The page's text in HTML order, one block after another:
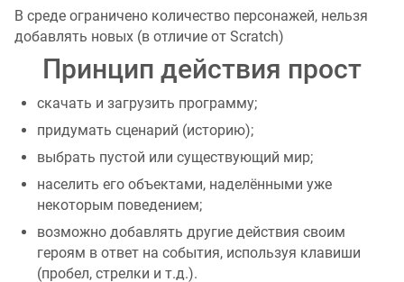
В среде ограничено количество персонажей, нельзя
добавлять новых (в отличие от Scratch)
Принцип действия прост
скачать и загрузить программу;
придумать сценарий (историю);
выбрать пустой или существующий мир;
населить его объектами, наделёнными уже
некоторым поведением;
возможно добавлять другие действия своим
героям в ответ на события, используя клавиши
(пробел, стрелки и т.д.).